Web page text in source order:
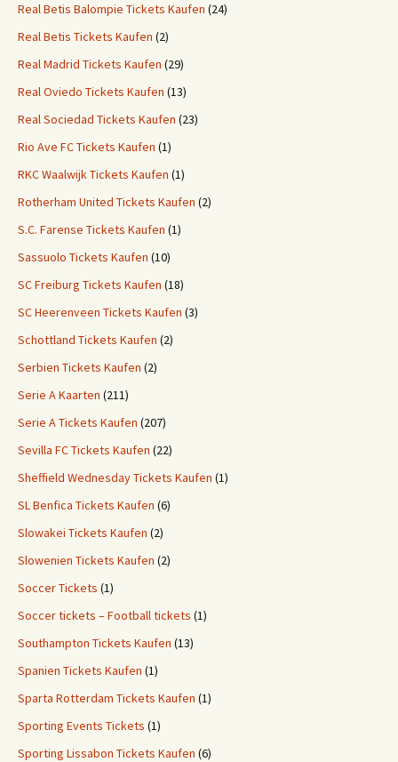
Real Betis Balompie Tickets Kaufen (24)
Real Betis Tickets Kaufen (2)
Real Madrid Tickets Kaufen (29)
Real Oviedo Tickets Kaufen (13)
Real Sociedad Tickets Kaufen (23)
Rio Ave FC Tickets Kaufen (1)
RKC Waalwijk Tickets Kaufen (1)
Rotherham United Tickets Kaufen (2)
S.C. Farense Tickets Kaufen (1)
Sassuolo Tickets Kaufen (10)
SC Freiburg Tickets Kaufen (18)
SC Heerenveen Tickets Kaufen (3)
Schottland Tickets Kaufen (2)
Serbien Tickets Kaufen (2)
Serie A Kaarten (211)
Serie A Tickets Kaufen (207)
Sevilla FC Tickets Kaufen (22)
Sheffield Wednesday Tickets Kaufen (1)
SL Benfica Tickets Kaufen (6)
Slowakei Tickets Kaufen (2)
Slowenien Tickets Kaufen (2)
Soccer Tickets (1)
Soccer tickets – Football tickets (1)
Southampton Tickets Kaufen (13)
Spanien Tickets Kaufen (1)
Sparta Rotterdam Tickets Kaufen (1)
Sporting Events Tickets (1)
Sporting Lissabon Tickets Kaufen (6)